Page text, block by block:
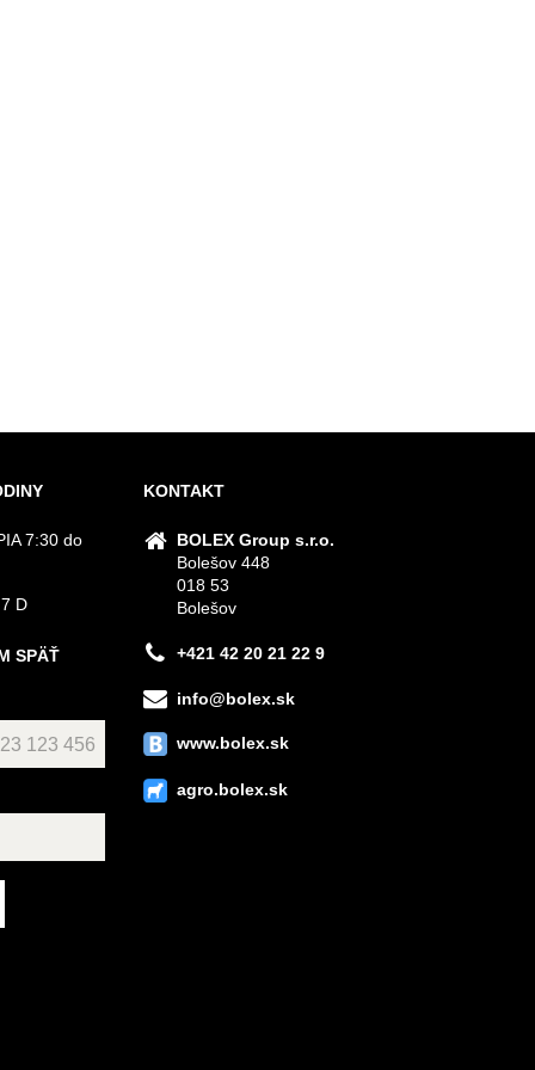
7:30 do
D
SPÄŤ
KONTAKT
BOLEX Group s.r.o.
Bolešov 448
018 53
Bolešov
+421 42 20 21 22 9
info@bolex.sk
www.bolex.sk
agro.bolex.sk